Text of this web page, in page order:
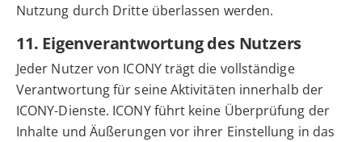
Nutzung durch Dritte überlassen werden.
11. Eigenverantwortung des Nutzers
Jeder Nutzer von ICONY trägt die vollständige
Verantwortung für seine Aktivitäten innerhalb der
ICONY-Dienste. ICONY führt keine Überprüfung der
Inhalte und Äußerungen vor ihrer Einstellung in das